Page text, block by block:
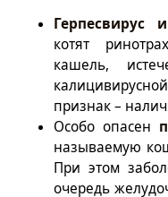
Герпесвирус
котят
кашель,
признак –
Особо опасен
называемую
При этом
очередь